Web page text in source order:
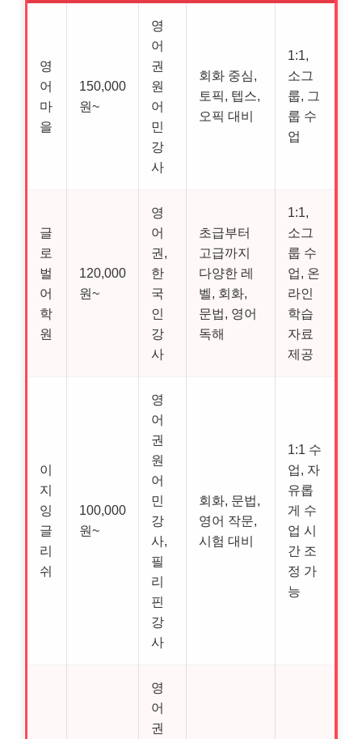
영
어
마
을
150,000
원~
영
어
권
원
어
민
강
사
회화 중심,
토픽, 텝스,
오픽 대비
1:1,
소그
룹, 그
룹 수
업
글
로
벌
어
학
원
120,000
원~
영
어
권,
한
국
인
강
사
초급부터
고급까지
다양한 레
벨, 회화,
문법, 영어
독해
1:1,
소그
룹 수
업, 온
라인
학습
자료
제공
이
지
잉
글
리
쉬
100,000
원~
영
어
권
원
어
민
강
사,
필
리
핀
강
사
회화, 문법,
영어 작문,
시험 대비
1:1 수
업, 자
유롭
게 수
업 시
간 조
정 가
능
영
어
권